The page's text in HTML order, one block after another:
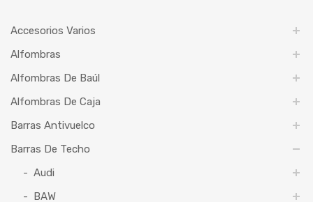
Accesorios Varios
Alfombras
Alfombras De Baúl
Alfombras De Caja
Barras Antivuelco
Barras De Techo
Audi
BAW